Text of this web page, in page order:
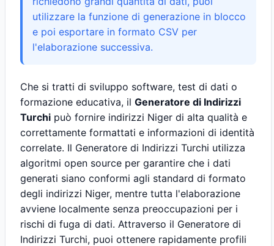
utilizzare la funzione di generazione in blocco
e poi esportare in formato CSV per
l'elaborazione successiva.
Che si tratti di sviluppo software, test di dati o
formazione educativa, il Generatore di Indirizzi
Turchi può fornire indirizzi Niger di alta qualità e
correttamente formattati e informazioni di identità
correlate. Il Generatore di Indirizzi Turchi utilizza
algoritmi open source per garantire che i dati
generati siano conformi agli standard di formato
degli indirizzi Niger, mentre tutta l'elaborazione
avviene localmente senza preoccupazioni per i
rischi di fuga di dati. Attraverso il Generatore di
Indirizzi Turchi, puoi ottenere rapidamente profili